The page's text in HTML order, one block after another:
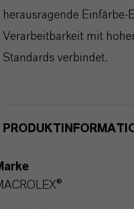
herausragende Einfärbe-
Verarbeitbarkeit mit
Standards verbindet.